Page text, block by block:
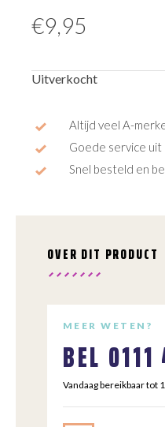
€9,95
Uitverkocht
Altijd veel A-
Goede service uit
Snel besteld en
OVER DIT PRODUCT
MEER WETEN?
BEL
Vandaag bereikbaar tot